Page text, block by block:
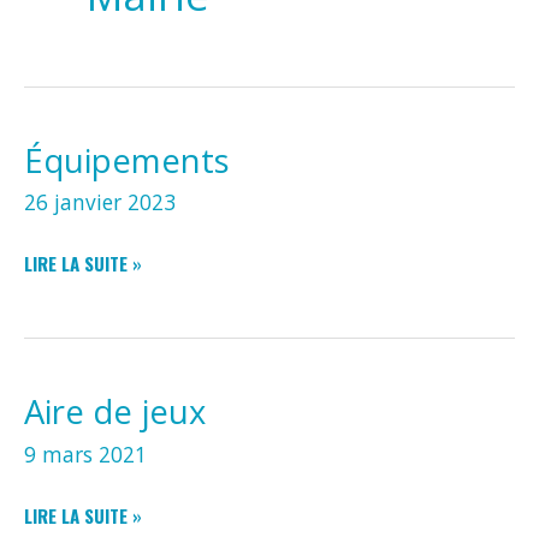
Équipements
26 janvier 2023
ÉQUIPEMENTS
LIRE LA SUITE »
Aire de jeux
9 mars 2021
AIRE
LIRE LA SUITE »